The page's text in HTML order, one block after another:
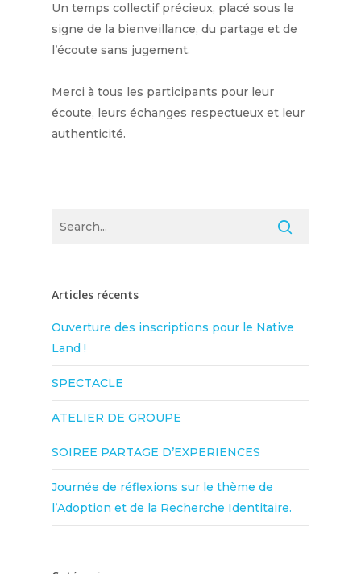
Un temps collectif précieux, placé sous le
signe de la bienveillance, du partage et de
l’écoute sans jugement.
Merci à tous les participants pour leur
écoute, leurs échanges respectueux et leur
authenticité.
Articles récents
Ouverture des inscriptions pour le Native
Land !
SPECTACLE
ATELIER DE GROUPE
SOIREE PARTAGE D’EXPERIENCES
Journée de réflexions sur le thème de
l’Adoption et de la Recherche Identitaire.